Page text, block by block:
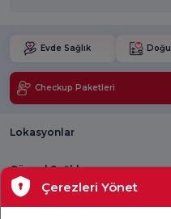
Evde Sağlık
Checkup Paketleri
Lokasyonlar
Güncel Sağlık
Tıbbi Birimler
Çerezleri Yönet